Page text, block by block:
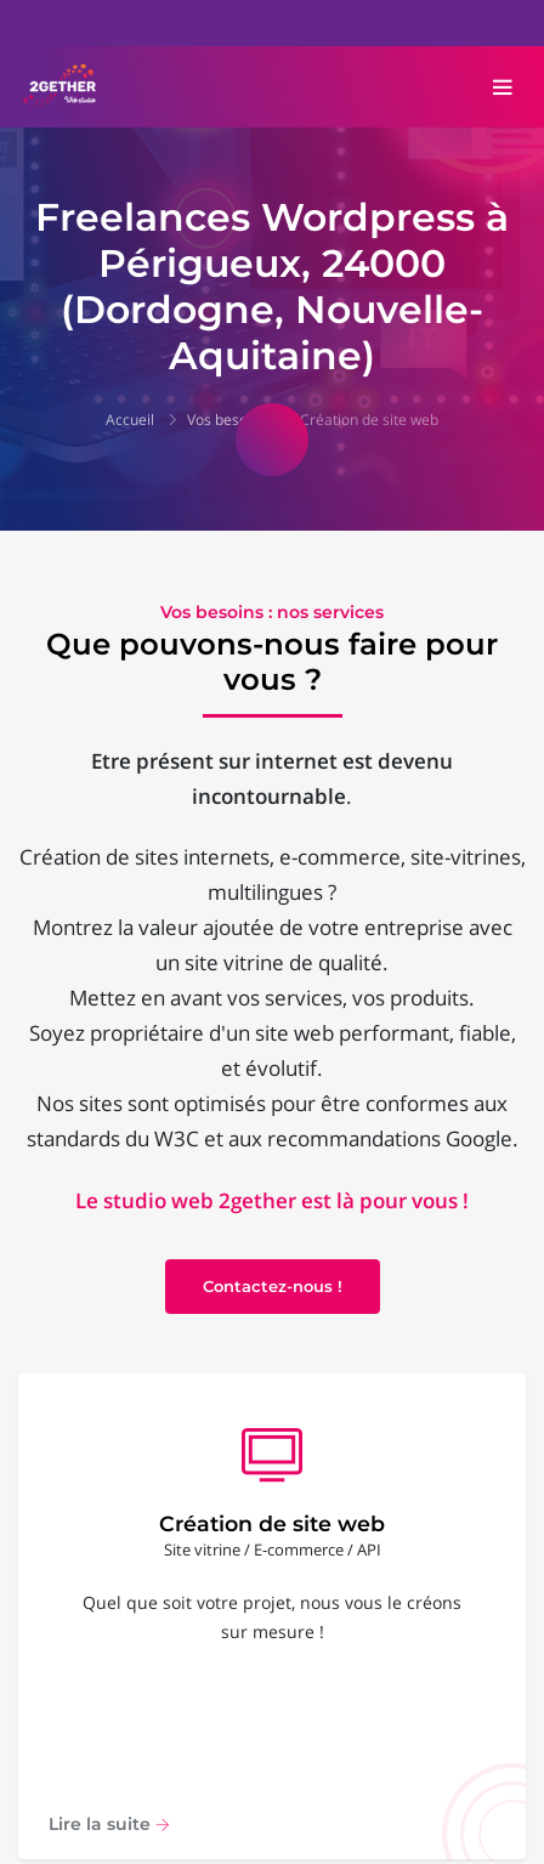
Freelances Wordpress à
Périgueux, 24000
(Dordogne, Nouvelle-
Aquitaine)
Accueil Vos besoins Création de site web
Vos besoins : nos services
Que pouvons-nous faire pour
vous ?
Etre présent sur internet est devenu
incontournable.
Création de sites internets, e-commerce, site-vitrines,
multilingues ?
Montrez la valeur ajoutée de votre entreprise avec
un site vitrine de qualité.
Mettez en avant vos services, vos produits.
Soyez propriétaire d'un site web performant, fiable,
et évolutif.
Nos sites sont optimisés pour être conformes aux
standards du W3C et aux recommandations Google.
Le studio web 2gether est là pour vous !
Contactez-nous !
Création de site web
Site vitrine / E-commerce / API
Quel que soit votre projet, nous vous le créons
sur mesure !
Lire la suite